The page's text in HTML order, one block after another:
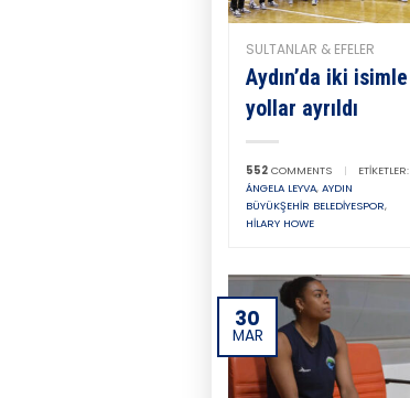
SULTANLAR & EFELER
Aydın’da iki isimle
yollar ayrıldı
552 COMMENTS |
ETIKETLER:
ÁNGELA LEYVA, AYDIN
BÜYÜKŞEHIR BELEDIYESPOR,
HILARY HOWE
30
MAR